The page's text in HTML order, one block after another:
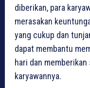
diberikan, para
merasakan
yang cukup dan
dapat membantu
hari dan
karyawannya.